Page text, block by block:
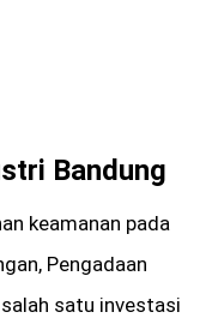
Bandung
keamanan pada
Pengadaan
satu investasi